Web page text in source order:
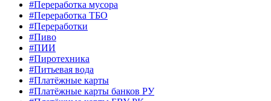
#Переработка мусора
#Переработка ТБО
#Переработки
#Пиво
#ПИИ
#Пиротехника
#Питьевая вода
#Платёжные карты
#Платёжные карты банков РУ